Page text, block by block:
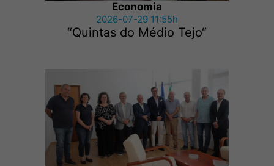
Economia
2026-07-29 11:55h
“Quintas do Médio Tejo“